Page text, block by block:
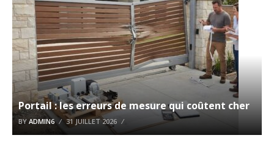
Portail : les erreurs de mesure qui coûtent cher
BY ADMIN6 31 JUILLET 2026